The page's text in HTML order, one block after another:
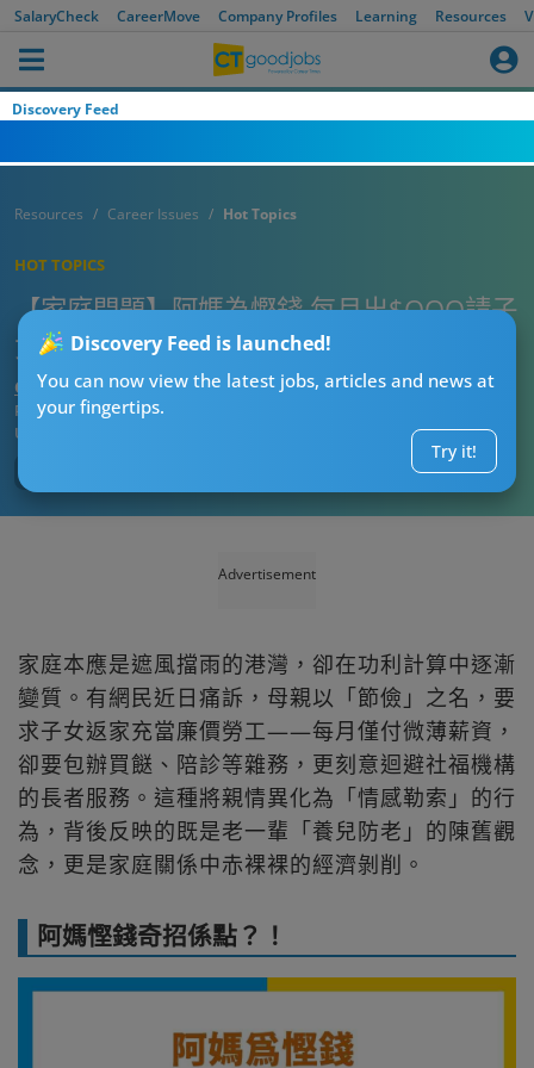
SalaryCheck CareerMove Company Profiles Learning Resources
Discovery Feed
Discovery Feed is launched!
You can now view the latest jobs, articles and news at
your fingertips.
Try it!
Resources Career Issues Hot Topics
HOT TOPICS
【家庭問題】阿媽為慳錢 每月出$OOO請子
女返屋企做工人！網民：親情綁架！
CT熱話管理員
Published:2026-06-07 20:15
Updated:
Advertisement
家庭本應是遮風擋雨的港灣，卻在功利計算中逐漸
變質。有網民近日痛訴，母親以「節儉」之名，要
求子女返家充當廉價勞工——每月僅付微薄薪資，
卻要包辦買餸、陪診等雜務，更刻意迴避社福機構
的長者服務。這種將親情異化為「情感勒索」的行
為，背後反映的既是老一輩「養兒防老」的陳舊觀
念，更是家庭關係中赤裸裸的經濟剝削。
阿媽慳錢奇招係點？！